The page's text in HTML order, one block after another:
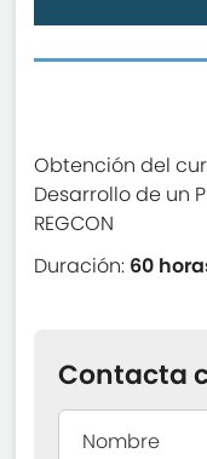
Obtención del
Desarrollo de un
REGCON
Duración: 60
Contacta